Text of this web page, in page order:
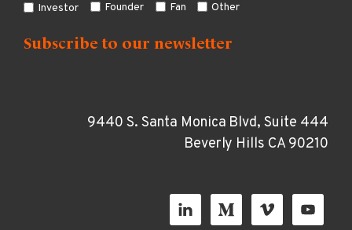
Investor Founder Fan Other
9440 S. Santa Monica Blvd, Suite 444
Beverly Hills CA 90210